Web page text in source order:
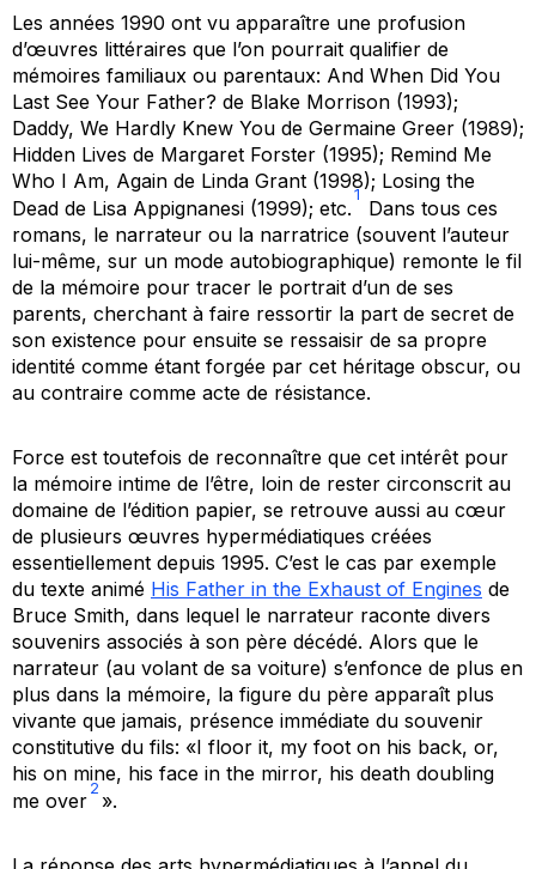
Les années 1990 ont vu apparaître une profusion
d’œuvres littéraires que l’on pourrait qualifier de
mémoires familiaux ou parentaux: And When Did You
Last See Your Father? de Blake Morrison (1993);
Daddy, We Hardly Knew You de Germaine Greer (1989);
Hidden Lives de Margaret Forster (1995); Remind Me
Who I Am, Again de Linda Grant (1998); Losing the
Dead de Lisa Appignanesi (1999); etc.
1
Dans tous ces
romans, le narrateur ou la narratrice (souvent l’auteur
lui-même, sur un mode autobiographique) remonte le fil
de la mémoire pour tracer le portrait d’un de ses
parents, cherchant à faire ressortir la part de secret de
son existence pour ensuite se ressaisir de sa propre
identité comme étant forgée par cet héritage obscur, ou
au contraire comme acte de résistance.
Force est toutefois de reconnaître que cet intérêt pour
la mémoire intime de l’être, loin de rester circonscrit au
domaine de l’édition papier, se retrouve aussi au cœur
de plusieurs œuvres hypermédiatiques créées
essentiellement depuis 1995. C’est le cas par exemple
du texte animé His Father in the Exhaust of Engines de
Bruce Smith, dans lequel le narrateur raconte divers
souvenirs associés à son père décédé. Alors que le
narrateur (au volant de sa voiture) s’enfonce de plus en
plus dans la mémoire, la figure du père apparaît plus
vivante que jamais, présence immédiate du souvenir
constitutive du fils: «I floor it, my foot on his back, or,
his on mine, his face in the mirror, his death doubling
me over
2
».